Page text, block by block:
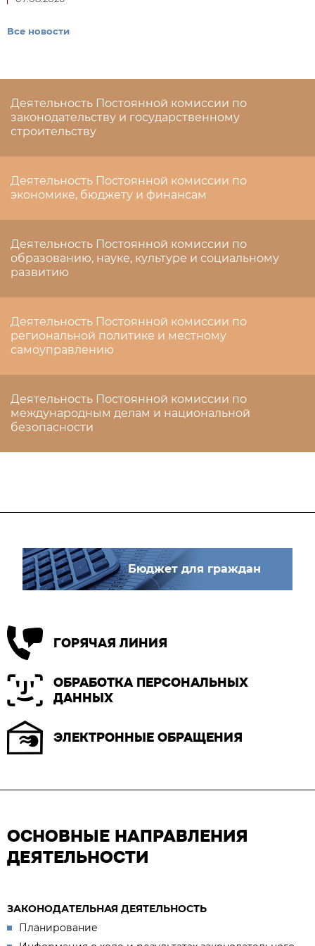
Все новости
Деятельность Постоянной комиссии по
законодательству и государственному
строительству
Деятельность Постоянной комиссии по
экономике, бюджету и финансам
Деятельность Постоянной комиссии по
образованию, науке, культуре и социальному
развитию
Деятельность Постоянной комиссии по
региональной политике и местному
самоуправлению
Деятельность Постоянной комиссии по
международным делам и национальной
безопасности
Бюджет для граждан
ГОРЯЧАЯ ЛИНИЯ
ОБРАБОТКА ПЕРСОНАЛЬНЫХ
ДАННЫХ
ЭЛЕКТРОННЫЕ ОБРАЩЕНИЯ
ОСНОВНЫЕ НАПРАВЛЕНИЯ
ДЕЯТЕЛЬНОСТИ
ЗАКОНОДАТЕЛЬНАЯ ДЕЯТЕЛЬНОСТЬ
Планирование